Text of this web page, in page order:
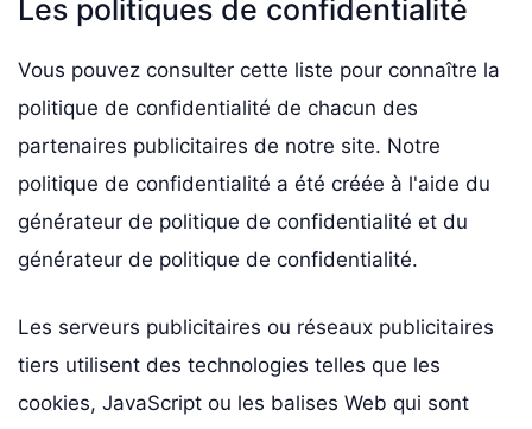
Les politiques de confidentialité
Vous pouvez consulter cette liste pour connaître la
politique de confidentialité de chacun des
partenaires publicitaires de notre site. Notre
politique de confidentialité a été créée à l'aide du
générateur de politique de confidentialité et du
générateur de politique de confidentialité.
Les serveurs publicitaires ou réseaux publicitaires
tiers utilisent des technologies telles que les
cookies, JavaScript ou les balises Web qui sont